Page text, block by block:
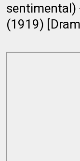
sentimental)
(1919)